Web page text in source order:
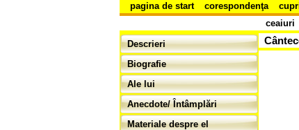
pagina de start corespondenţa
ceaiuri
Descrieri
Biografie
Ale lui
Anecdote/ Întâmplări
Materiale despre el